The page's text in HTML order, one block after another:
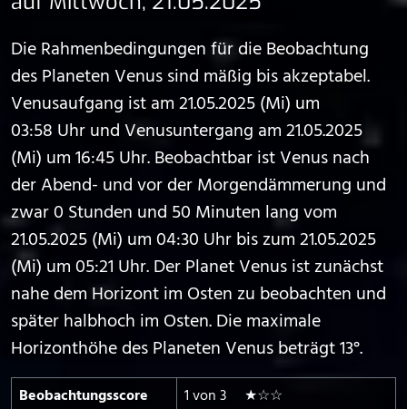
Die Rahmenbedingungen für die Beobachtung
des Planeten Venus sind mäßig bis akzeptabel.
Venusaufgang ist am 21.05.2025 (Mi) um
03:58 Uhr und Venusuntergang am 21.05.2025
(Mi) um 16:45 Uhr. Beobachtbar ist Venus nach
der Abend- und vor der Morgendämmerung und
zwar 0 Stunden und 50 Minuten lang vom
21.05.2025 (Mi) um 04:30 Uhr bis zum 21.05.2025
(Mi) um 05:21 Uhr. Der Planet Venus ist zunächst
nahe dem Horizont im Osten zu beobachten und
später halbhoch im Osten. Die maximale
Horizonthöhe des Planeten Venus beträgt 13°.
Beobachtungs­score
1 von 3 ★☆☆